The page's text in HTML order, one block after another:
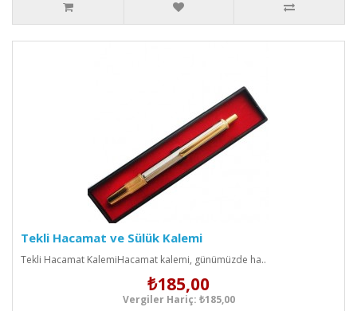
Tekli Hacamat ve Sülük Kalemi
Tekli Hacamat KalemiHacamat kalemi, günümüzde ha..
₺185,00
Vergiler Hariç: ₺185,00